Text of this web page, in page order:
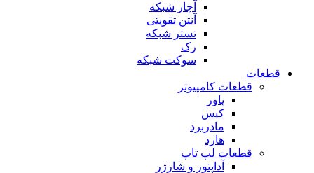
آچار شبکه
آنتن تقویتی
تستر شبکه
رک
سوکت شبکه
قطعات
قطعات کامپیوتر
پاور
کیس
مادربرد
هارد
قطعات لپ تاپ
آداپتور و شارژر